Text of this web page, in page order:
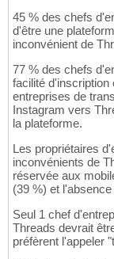
45 % des chefs
d'être une
inconvénient de
77 % des chefs
facilité d'inscription
entreprises de
Instagram vers
la plateforme.
Les propriétaires
inconvénients de
réservée aux
(39 %) et
Seul 1 chef
Threads devrait
préfèrent l'appeler